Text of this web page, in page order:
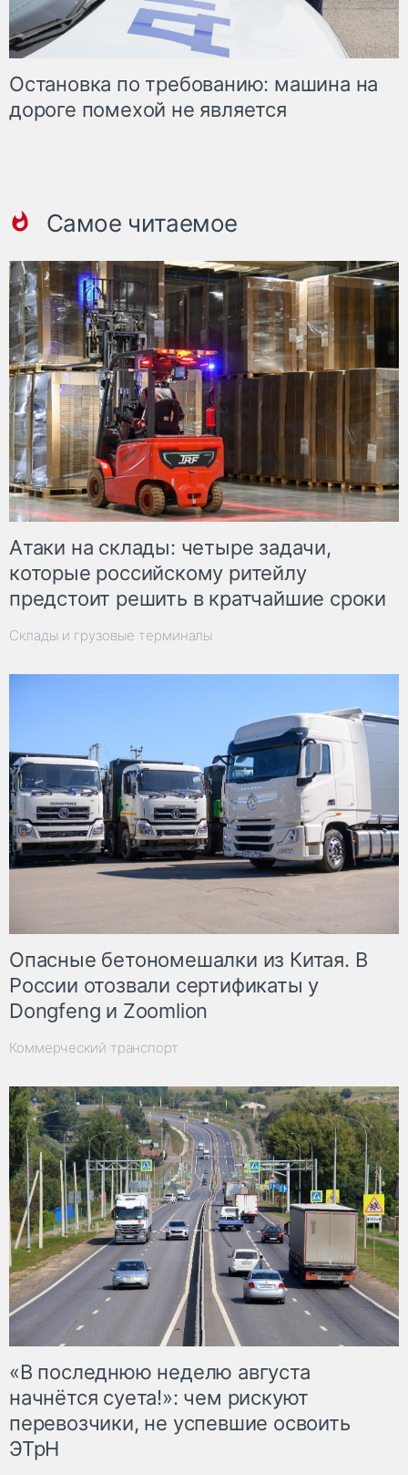
Остановка по требованию: машина на
дороге помехой не является
Самое читаемое
Атаки на склады: четыре задачи,
которые российскому ритейлу
предстоит решить в кратчайшие сроки
Склады и грузовые терминалы
Опасные бетономешалки из Китая. В
России отозвали сертификаты у
Dongfeng и Zoomlion
Коммерческий транспорт
«В последнюю неделю августа
начнётся суета!»: чем рискуют
перевозчики, не успевшие освоить
ЭТрН